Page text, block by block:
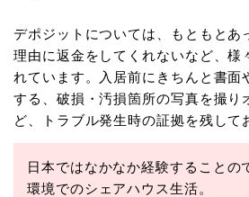
デポジットについては、もともとあ
理由に返金をしてくれないなど、様
れています。入居前にきちんと書面
する、破損・汚損箇所の写真を撮り
ど、トラブル発生時の証拠を残して
日本ではなかなか経験することの
環境でのシェアハウス生活。